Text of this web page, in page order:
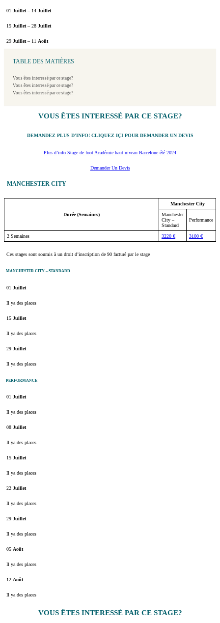
01 Juillet – 14 Juillet
15 Juillet – 28 Juillet
29 Juillet – 11 Août
TABLE DES MATIÈRES
Vous êtes interessé par ce stage?
Vous êtes interessé par ce stage?
Vous êtes interessé par ce stage?
VOUS ÊTES INTERESSÉ PAR CE STAGE?
DEMANDEZ PLUS D’INFO! CLIQUEZ IÇI POUR DEMANDER UN DEVIS
Plus d’info Stage de foot Académie haut niveau Barcelone été 2024
Demander Un Devis
MANCHESTER CITY
Durée (Semaines)
Manchester City
Manchester
City –
Standard
Performance
2 Semaines 3220 € 3100 €
Ces stages sont soumis à un droit d’inscription de 90 facturé par le stage
MANCHESTER CITY – STANDARD
01 Juillet
Il ya des places
15 Juillet
Il ya des places
29 Juillet
Il ya des places
PERFORMANCE
01 Juillet
Il ya des places
08 Juillet
Il ya des places
15 Juillet
Il ya des places
22 Juillet
Il ya des places
29 Juillet
Il ya des places
05 Août
Il ya des places
12 Août
Il ya des places
VOUS ÊTES INTERESSÉ PAR CE STAGE?